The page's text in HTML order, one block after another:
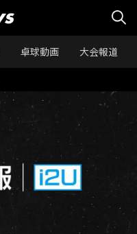
卓球動画 大会報道